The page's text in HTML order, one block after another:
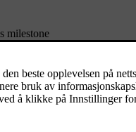
milestone